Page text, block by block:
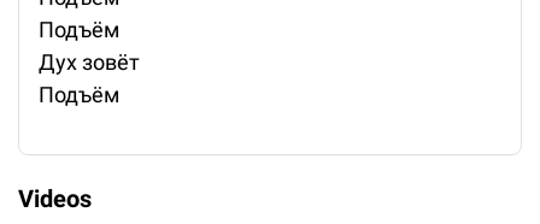
Подъём
Дух зовёт
Подъём
Videos